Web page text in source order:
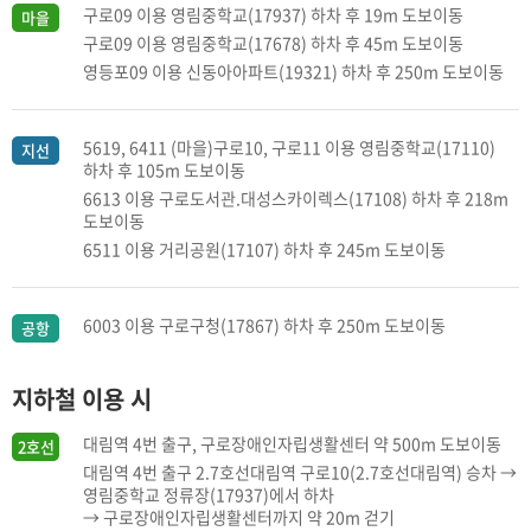
마을
구로09 이용 영림중학교(17937) 하차 후 19m 도보이동
구로09 이용 영림중학교(17678) 하차 후 45m 도보이동
영등포09 이용 신동아아파트(19321) 하차 후 250m 도보이동
지선
5619, 6411 (마을)구로10, 구로11 이용 영림중학교(17110)
하차 후 105m 도보이동
6613 이용 구로도서관.대성스카이렉스(17108) 하차 후 218m
도보이동
6511 이용 거리공원(17107) 하차 후 245m 도보이동
공항 6003 이용 구로구청(17867) 하차 후 250m 도보이동
지하철 이용 시
2호선
대림역 4번 출구, 구로장애인자립생활센터 약 500m 도보이동
대림역 4번 출구 2.7호선대림역 구로10(2.7호선대림역) 승차 →
영림중학교 정류장(17937)에서 하차
→ 구로장애인자립생활센터까지 약 20m 걷기